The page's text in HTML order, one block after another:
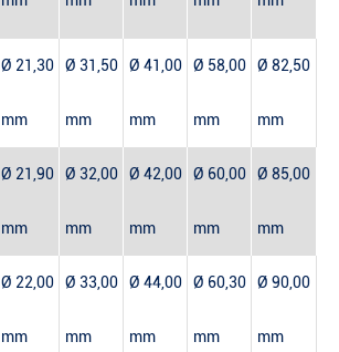
Ø 21,30
mm
Ø 31,50
mm
Ø 41,00
mm
Ø 58,00
mm
Ø 82,50
mm
Ø 21,90
mm
Ø 32,00
mm
Ø 42,00
mm
Ø 60,00
mm
Ø 85,00
mm
Ø 22,00
mm
Ø 33,00
mm
Ø 44,00
mm
Ø 60,30
mm
Ø 90,00
mm